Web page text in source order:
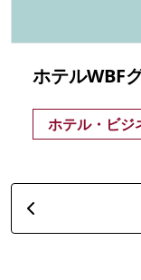
ホテルWBF
ホテル・ビジ